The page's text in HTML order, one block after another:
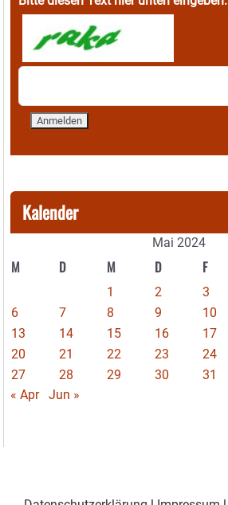
Kalender
Mai 2024
M D M D F
1 2 3
6
7 8 9 10
13
14 15 16 17
20
21 22 23 24
27
28 29 30
31
« Apr
Jun »